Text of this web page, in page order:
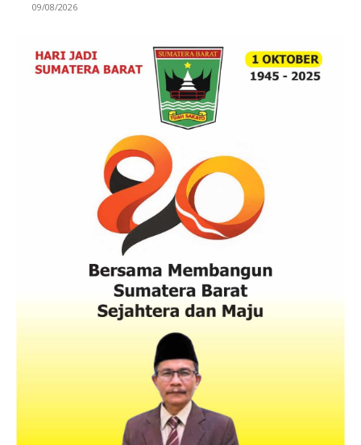
09/08/2026